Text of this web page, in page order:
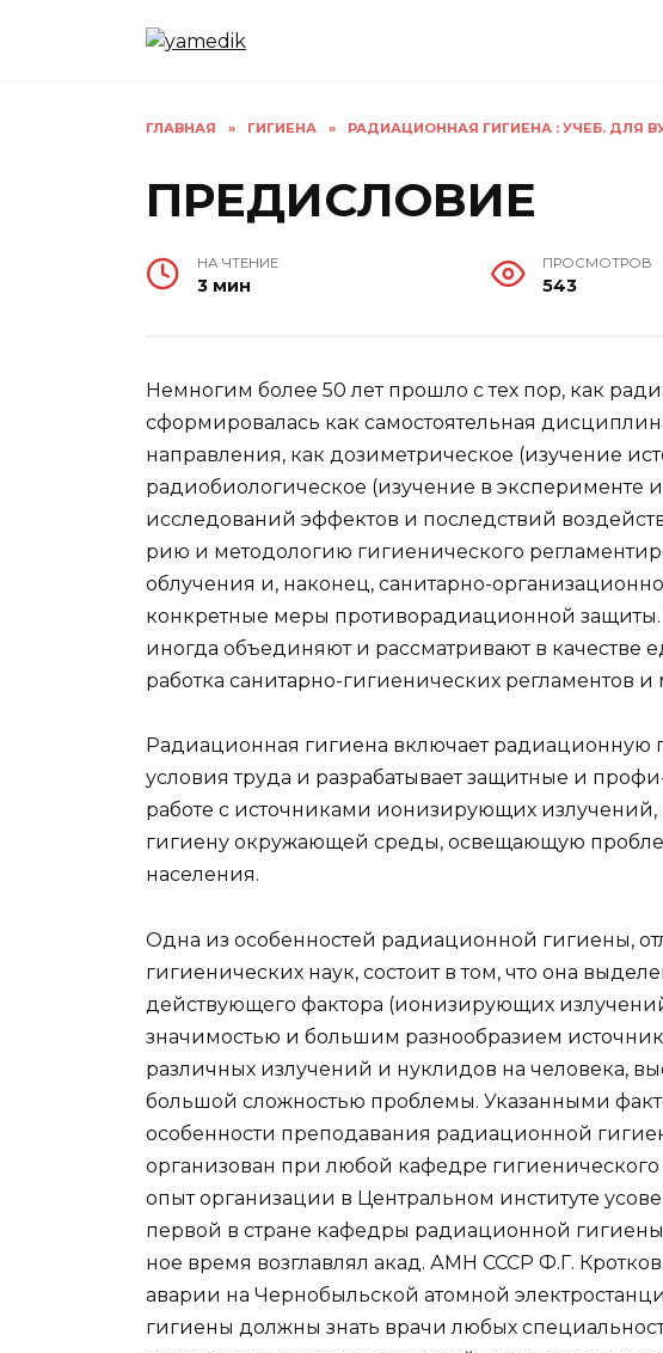
ГЛАВНАЯ » ГИГИЕНА » РАДИАЦИОННАЯ ГИГИЕНА : УЧЕБ. ДЛЯ
ПРЕДИСЛОВИЕ
НА ЧТЕНИЕ
3 мин
ПРОСМОТРОВ
543
Немногим более 50 лет прошло с тех пор, как
сформировалась как самостоятельная
направления, как дозиметрическое (изучение
радиобиологическое (изучение в
исследований эффектов и последствий
рию и методологию гигиенического
облучения и, наконец, санитарно-
конкретные меры противорадиационной защиты.
иногда объединяют и рассматривают в качестве
работка санитарно-гигиенических регламентов
Радиационная гигиена включает радиационную
условия труда и разрабатывает защитные и
работе с источниками ионизирующих
гигиену окружающей среды, освещающую
населения.
Одна из особенностей радиационной гигиены,
гигиенических наук, состоит в том, что она
действующего фактора (ионизирующих
значимостью и большим разнообразием
различных излучений и нуклидов на человека,
большой сложностью проблемы. Указанными
особенности преподавания радиационной
организован при любой кафедре
опыт организации в Центральном институте
первой в стране кафедры радиационной
ное время возглавлял акад. АМН СССР Ф.Г.
аварии на Чернобыльской атомной
гигиены должны знать врачи любых